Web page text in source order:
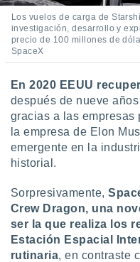
Los vuelos de carga de
investigación, desarrollo y
precio de 100 millones de
SpaceX
En 2020 EEUU
después de nueve
gracias a las empresas
la empresa de Elon
emergente en la
historial.
Sorpresivamente,
Crew Dragon, una
ser la que realiza los
Estación Espacial
rutinaria, en contraste